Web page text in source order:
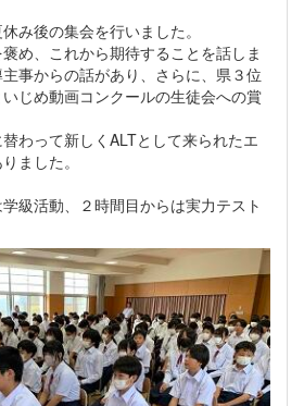
み後の集会を行いました。
め、これから期待することを話しま
事からの話があり、さらに、県３位
じめ動画コンクールの生徒会への賞
わって新しくALTとして来られたエ
ました。
級活動、２時間目からは実力テスト